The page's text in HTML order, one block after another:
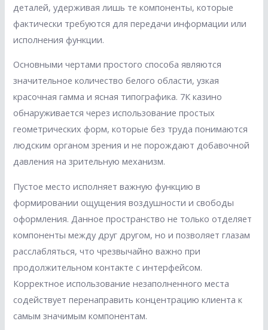
деталей, удерживая лишь те компоненты, которые
фактически требуются для передачи информации или
исполнения функции.
Основными чертами простого способа являются
значительное количество белого области, узкая
красочная гамма и ясная типографика. 7К казино
обнаруживается через использование простых
геометрических форм, которые без труда понимаются
людским органом зрения и не порождают добавочной
давления на зрительную механизм.
Пустое место исполняет важную функцию в
формировании ощущения воздушности и свободы
оформления. Данное пространство не только отделяет
компоненты между друг другом, но и позволяет глазам
расслабляться, что чрезвычайно важно при
продолжительном контакте с интерфейсом.
Корректное использование незаполненного места
содействует перенаправить концентрацию клиента к
самым значимым компонентам.